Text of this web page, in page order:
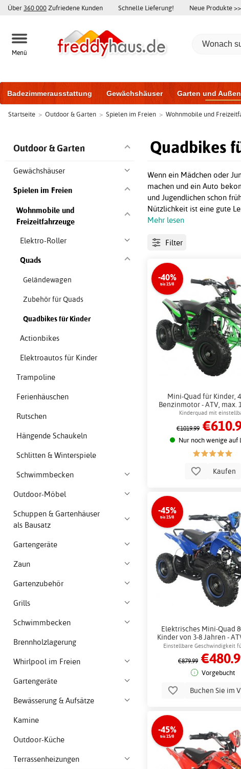
Über 360 000 Zufriedene Kunden Schnelle Lieferung! Neue Produkte >>
Menü
Badezimmerausstattung Gewächshäuser Garten und
Gartenhäuser und Schuppen Haustüren Fenster
Startseite > Outdoor & Garten > Spielen im Freien > Wohnmobile und
Quadbikes
Wenn ein Mädchen oder
machen und ein Auto
und Jugendlichen schon
Nützlichkeit ist eine gute
Mehr lesen
Outdoor & Garten
Gewächshäuser
Spielen im Freien
Wohnmobile und
Freizeitfahrzeuge
Elektro-Roller
Quads
Geländewagen
Zubehör für Quads
Quadbikes für Kinder
Actionbikes
Elektroautos für Kinder
Trampoline
Ferienhäuschen
Rutschen
Hängende Schaukeln
Schlitten & Winterspiele
Schwimmbecken
Outdoor-Möbel
Schuppen & Gartenhäuser
als Bausatz
Gartengeräte
Zaun
Gartenzubehör
Grills
Schwimmbecken
Brennholzlagerung
Whirlpool im Freien
Gartengeräte
Bewässerung & Aufsätze
Kamine
Outdoor-Küche
Terrassenheizungen
Filter
-40%
bis 15/8
Mini-Quad für Kinder,
Benzinmotor - ATV, max.
40 km/h +
Kinderquad mit
€1019.99
Nur noch wenige auf
Kaufen
-45%
bis 15/8
Elektrisches Mini-Quad
Kinder von 3-8 Jahren -
36V Akku +
Einstellbare Geschwindigkeit
Fahren
€879.99
Vorgebucht
Buchen Sie im
-45%
bis 15/8